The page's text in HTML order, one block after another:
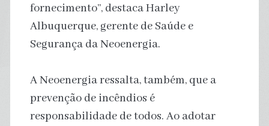
fornecimento”, destaca Harley
Albuquerque, gerente de Saúde e
Segurança da Neoenergia.
A Neoenergia ressalta, também, que a
prevenção de incêndios é
responsabilidade de todos. Ao adotar